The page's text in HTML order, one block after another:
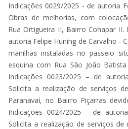
Indicações 0029/2025 - de autoria
Obras de melhorias, com
Rua Ortigueira II, Bairro Cohapar II.
autoria Felipe Huning de Carvalho -
manilhas instaladas no passeio
esquina com Rua São João
Indicações 0023/2025 – de
Solicita a realização de serviços
Paranavaí, no Bairro Piçarras
Indicações 0024/2025 - de
Solicita a realização de serviços